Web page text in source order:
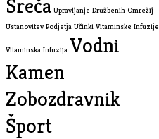
Sreča Upravljanje Družbenih Omrežij
Ustanovitev Podjetja Učinki Vitaminske Infuzije
Vitaminska Infuzija Vodni
Kamen
Zobozdravnik
Šport